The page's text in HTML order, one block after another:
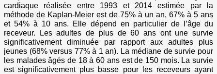
cardiaque réalisée entre 1993 et 2014 estimée par la
méthode de Kaplan-Meier est de 75% à un an, 67% à 5 ans
et 54% à 10 ans. Elle dépend en particulier de l’âge du
receveur. Les adultes de plus de 60 ans ont une survie
significativement diminuée par rapport aux adultes plus
jeunes (68% versus 77% à 1 an). La médiane de survie pour
les malades âgés de 18 à 60 ans est de 150 mois. La survie
est significativement plus basse pour les receveurs ayant